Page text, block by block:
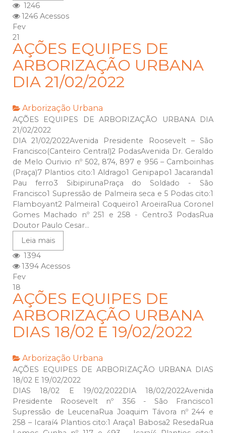
1246
1246 Acessos
Fev
21
AÇÕES EQUIPES DE
ARBORIZAÇÃO URBANA
DIA 21/02/2022
Arborização Urbana
AÇÕES EQUIPES DE ARBORIZAÇÃO URBANA DIA
21/02/2022
DIA 21/02/2022Avenida Presidente Roosevelt – São
Francisco(Canteiro Central)2 PodasAvenida Dr. Geraldo
de Melo Ourivio nº 502, 874, 897 e 956 – Camboinhas
(Praça)7 Plantios cito:1 Aldrago1 Genipapo1 Jacaranda1
Pau ferro3 SibipirunaPraça do Soldado - São
Francisco1 Supressão de Palmeira seca e 5 Podas cito:1
Flamboyant2 Palmeira1 Coqueiro1 AroeiraRua Coronel
Gomes Machado nº 251 e 258 - Centro3 PodasRua
Doutor Paulo Cesar...
Leia mais
1394
1394 Acessos
Fev
18
AÇÕES EQUIPES DE
ARBORIZAÇÃO URBANA
DIAS 18/02 E 19/02/2022
Arborização Urbana
AÇÕES EQUIPES DE ARBORIZAÇÃO URBANA DIAS
18/02 E 19/02/2022
DIAS 18/02 E 19/02/2022DIA 18/02/2022Avenida
Presidente Roosevelt nº 356 - São Francisco1
Supressão de LeucenaRua Joaquim Távora nº 244 e
258 – Icaraí4 Plantios cito:1 Araça1 Babosa2 ResedaRua